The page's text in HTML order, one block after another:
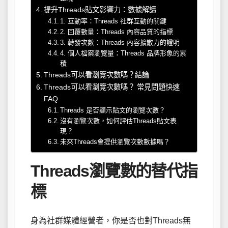
提升Threads貼文影響力：數據解讀
1. 互動率：Threads 社群互動的關鍵
2. 回覆數量：Threads 內容品質的指標
3. 轉發次數：Threads 內容擴散力的證明
4. 個人檔案瀏覽量：Threads 品牌形象的累
積
Threads可以看瀏覽次數嗎？結論
Threads可以看瀏覽次數嗎？ 常見問題快速
FAQ
Threads 是否顯示貼文的瀏覽次數？
沒有瀏覽次數，如何評估Threads貼文表
現？
未來Threads會提供瀏覽次數數據嗎？
Threads瀏覽數的替代指
標
身為社群媒體經營者，你是否也對Threads無